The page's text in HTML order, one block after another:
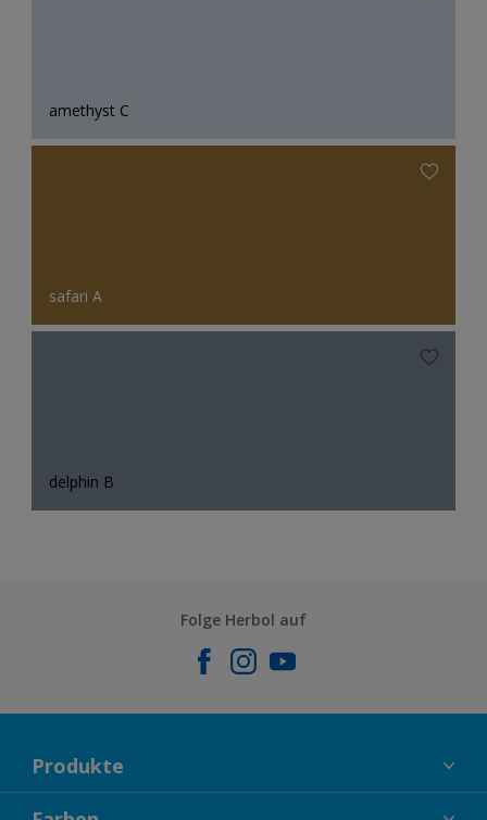
amethyst C
safari A
delphin B
Folge Herbol auf
Produkte
FASSADENFARBEN